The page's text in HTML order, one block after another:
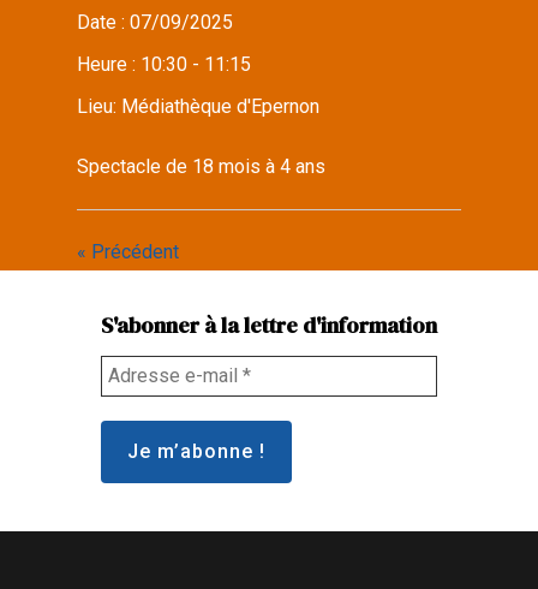
Date :07/09/2025
Heure : 10:30 - 11:15
Lieu: Médiathèque d'Epernon
Spectacle de 18 mois à 4 ans
« Précédent
S'abonner à la lettre d'information